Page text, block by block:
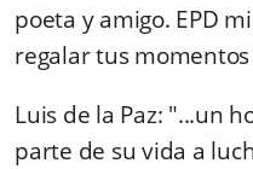
poeta y amigo. EPD
regalar tus
Luis de la Paz: "...un
parte de su vida a